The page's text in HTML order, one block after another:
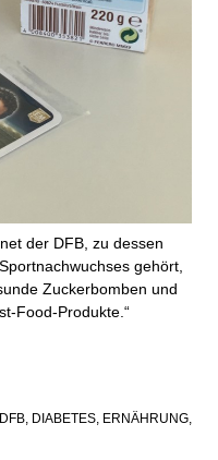
der DFB, zu dessen
gehört,
Zuckerbomben und
Food-Produkte.“
DFB DIABETES ERNÄHRUNG